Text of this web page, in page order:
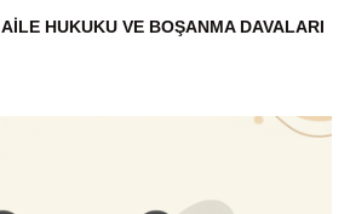
AILE HUKUKU VE BOŞANMA DAVALARI